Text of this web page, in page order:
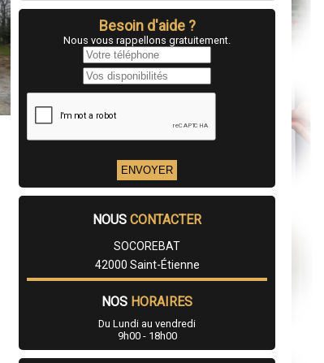
Besoin d'aide ?
Nous vous rappellons gratuitement.
NOUS CONTACTER
SOCOREBAT
42000 Saint-Étienne
NOS HORAIRES
Du Lundi au vendredi
9h00 - 18h00